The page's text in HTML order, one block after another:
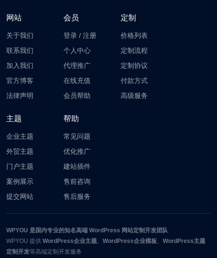
网站
关于我们
联系我们
加入我们
官方博客
法律声明
会员
登录 /注册
个人中心
代理推广
在线充值
会员帮助
定制
价格列表
定制流程
定制协议
付款方式
高级服务
主题
企业主题
外贸主题
门户主题
案例展示
提交网站
帮助
常见问题
优化推广
建站插件
售前咨询
售后服务
WPYOU 是国内专业的知名高端 WordPress 网站定制开发团队
WPYOU 提供WordPress企业主题 、WordPress企业模板 、WordPress主题
定制开发等高端定制开发服务